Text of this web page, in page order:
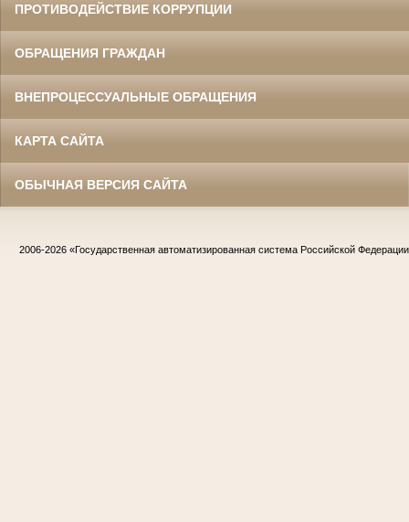
ПРОТИВОДЕЙСТВИЕ КОРРУПЦИИ
ОБРАЩЕНИЯ ГРАЖДАН
ВНЕПРОЦЕССУАЛЬНЫЕ ОБРАЩЕНИЯ
КАРТА САЙТА
ОБЫЧНАЯ ВЕРСИЯ САЙТА
2006-2026 «Государственная автоматизированная система Российской